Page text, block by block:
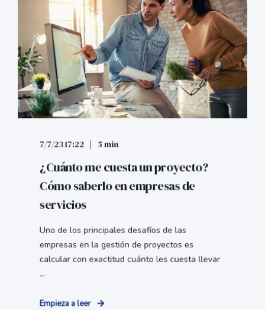
7/7/23 17:22 5 min
¿Cuánto me cuesta un proyecto?
Cómo saberlo en empresas de
servicios
Uno de los principales desafíos de las
empresas en la gestión de proyectos es
calcular con exactitud cuánto les cuesta llevar
...
Empieza a leer